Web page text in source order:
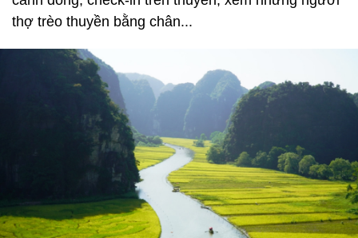
thợ trèo thuyền bằng chân...